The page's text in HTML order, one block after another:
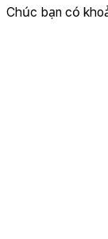
Chúc bạn có